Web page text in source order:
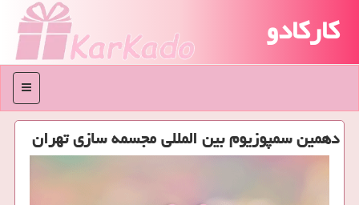
کارکادو
منو
دهمین سمپوزیوم بین المللی مجسمه سازی تهران